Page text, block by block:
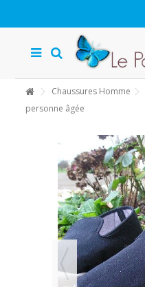
Chaussures Homme
personne âgée